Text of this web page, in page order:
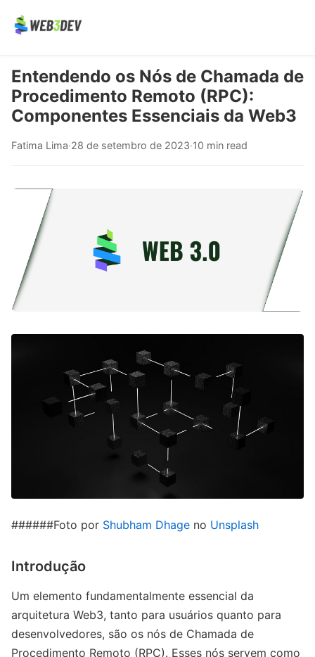
Entendendo os Nós de Chamada de
Procedimento Remoto (RPC):
Componentes Essenciais da Web3
Fatima Lima·28 de setembro de 2023·10 min read
######Foto por Shubham Dhage no Unsplash
Introdução
Um elemento fundamentalmente essencial da
arquitetura Web3, tanto para usuários quanto para
desenvolvedores, são os nós de Chamada de
Procedimento Remoto (RPC). Esses nós servem como